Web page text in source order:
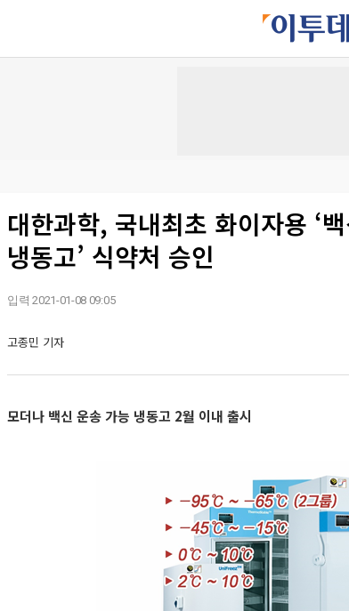
대한과학, 국내최초 화이자용 ‘
냉동고’ 식약처 승인
입력 2021-01-08 09:05
고종민 기자
모더나 백신 운송 가능 냉동고 2월 이내 출시